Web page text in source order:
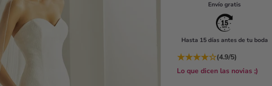
r
p
Envío gratis
Hasta 15 días antes de tu boda
★★★★☆(4.9/5)
Lo que dicen las novias ;)